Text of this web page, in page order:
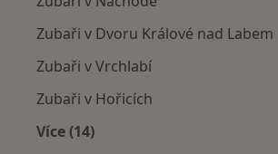
Zubaři v Dvoru Králové nad Labem
Zubaři v Vrchlabí
Zubaři v Hořicích
Více (14)